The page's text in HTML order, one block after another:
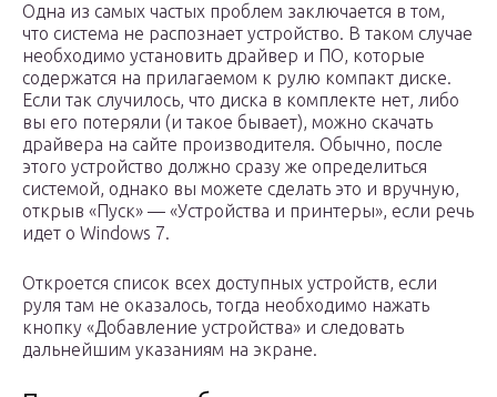
Одна из самых частых проблем заключается в том,
что система не распознает устройство. В таком случае
необходимо установить драйвер и ПО, которые
содержатся на прилагаемом к рулю компакт диске.
Если так случилось, что диска в комплекте нет, либо
вы его потеряли (и такое бывает), можно скачать
драйвера на сайте производителя. Обычно, после
этого устройство должно сразу же определиться
системой, однако вы можете сделать это и вручную,
открыв «Пуск» — «Устройства и принтеры», если речь
идет о Windows 7.
Откроется список всех доступных устройств, если
руля там не оказалось, тогда необходимо нажать
кнопку «Добавление устройства» и следовать
дальнейшим указаниям на экране.